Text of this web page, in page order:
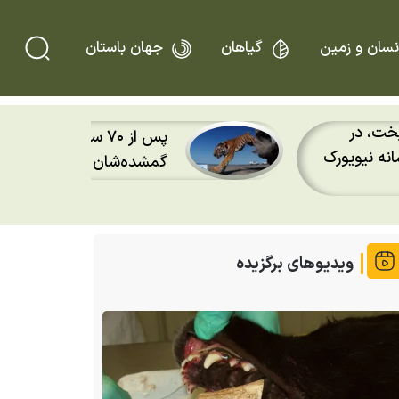
و زمین گیاهان جهان باستان
دوباره به سرزمین
دوباره باران را
ویدیوهای برگزیده